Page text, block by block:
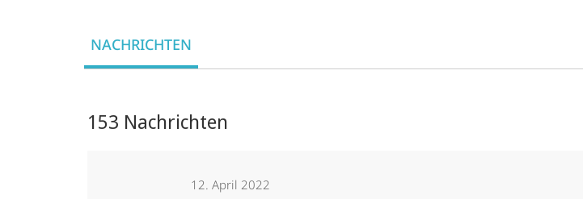
NACHRICHTEN
153 Nachrichten
12. April 2022